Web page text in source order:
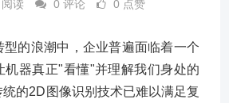
读 0 评论 0 点赞
型的浪潮中，企业普遍面临着一个
机器真正"看懂"并理解我们身处的
的2D图像识别技术已难以满足复